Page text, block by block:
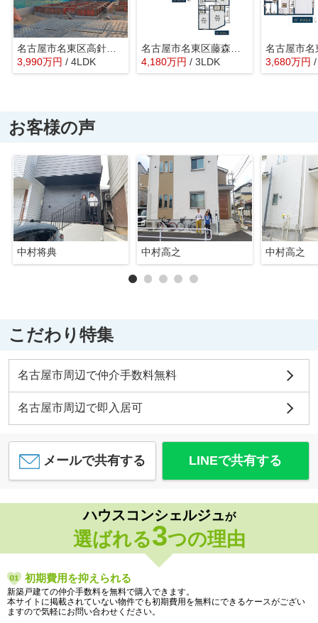
名古屋市名東区高針原２丁目707【仲介手数料無料】新築一戸建て
3,990万円 / 4LDK
名古屋市名東区藤森西町1205【仲介手数料無料】新築一戸建て 2号棟
4,180万円 / 3LDK 3,680万円
お客様の声
中村将典 中村高之 中村高之
こだわり特集
名古屋市周辺で仲介手数料無料
名古屋市周辺で即入居可
メールで共有する LINEで共有する
ハウスコンシェルジュが
選ばれる3つの理由
初期費用を抑えられる
新築戸建ての仲介手数料を無料で購入できます。
本サイトに掲載されていない物件でも初期費用を無料にできるケースがござい
ますので気軽にお問い合わせください。